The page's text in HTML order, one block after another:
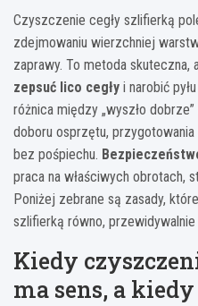
Czyszczenie cegły szlifierką
zdejmowaniu wierzchniej
zaprawy. To metoda skuteczna,
zepsuć lico cegły i narobić
różnica między „wyszło
doboru osprzętu,
bez pośpiechu.
praca na właściwych obrotach,
Poniżej zebrane są zasady,
szlifierką równo,
Kiedy
ma sens, a